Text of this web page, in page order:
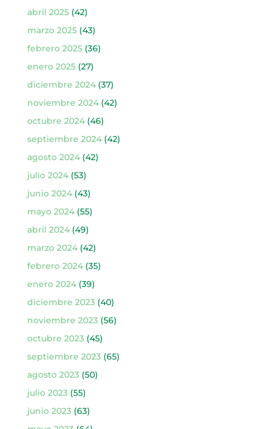
abril 2025(42)
marzo 2025(43)
febrero 2025(36)
enero 2025(27)
diciembre 2024(37)
noviembre 2024(42)
octubre 2024(46)
septiembre 2024(42)
agosto 2024(42)
julio 2024(53)
junio 2024(43)
mayo 2024(55)
abril 2024(49)
marzo 2024(42)
febrero 2024(35)
enero 2024(39)
diciembre 2023(40)
noviembre 2023(56)
octubre 2023(45)
septiembre 2023(65)
agosto 2023(50)
julio 2023(55)
junio 2023(63)